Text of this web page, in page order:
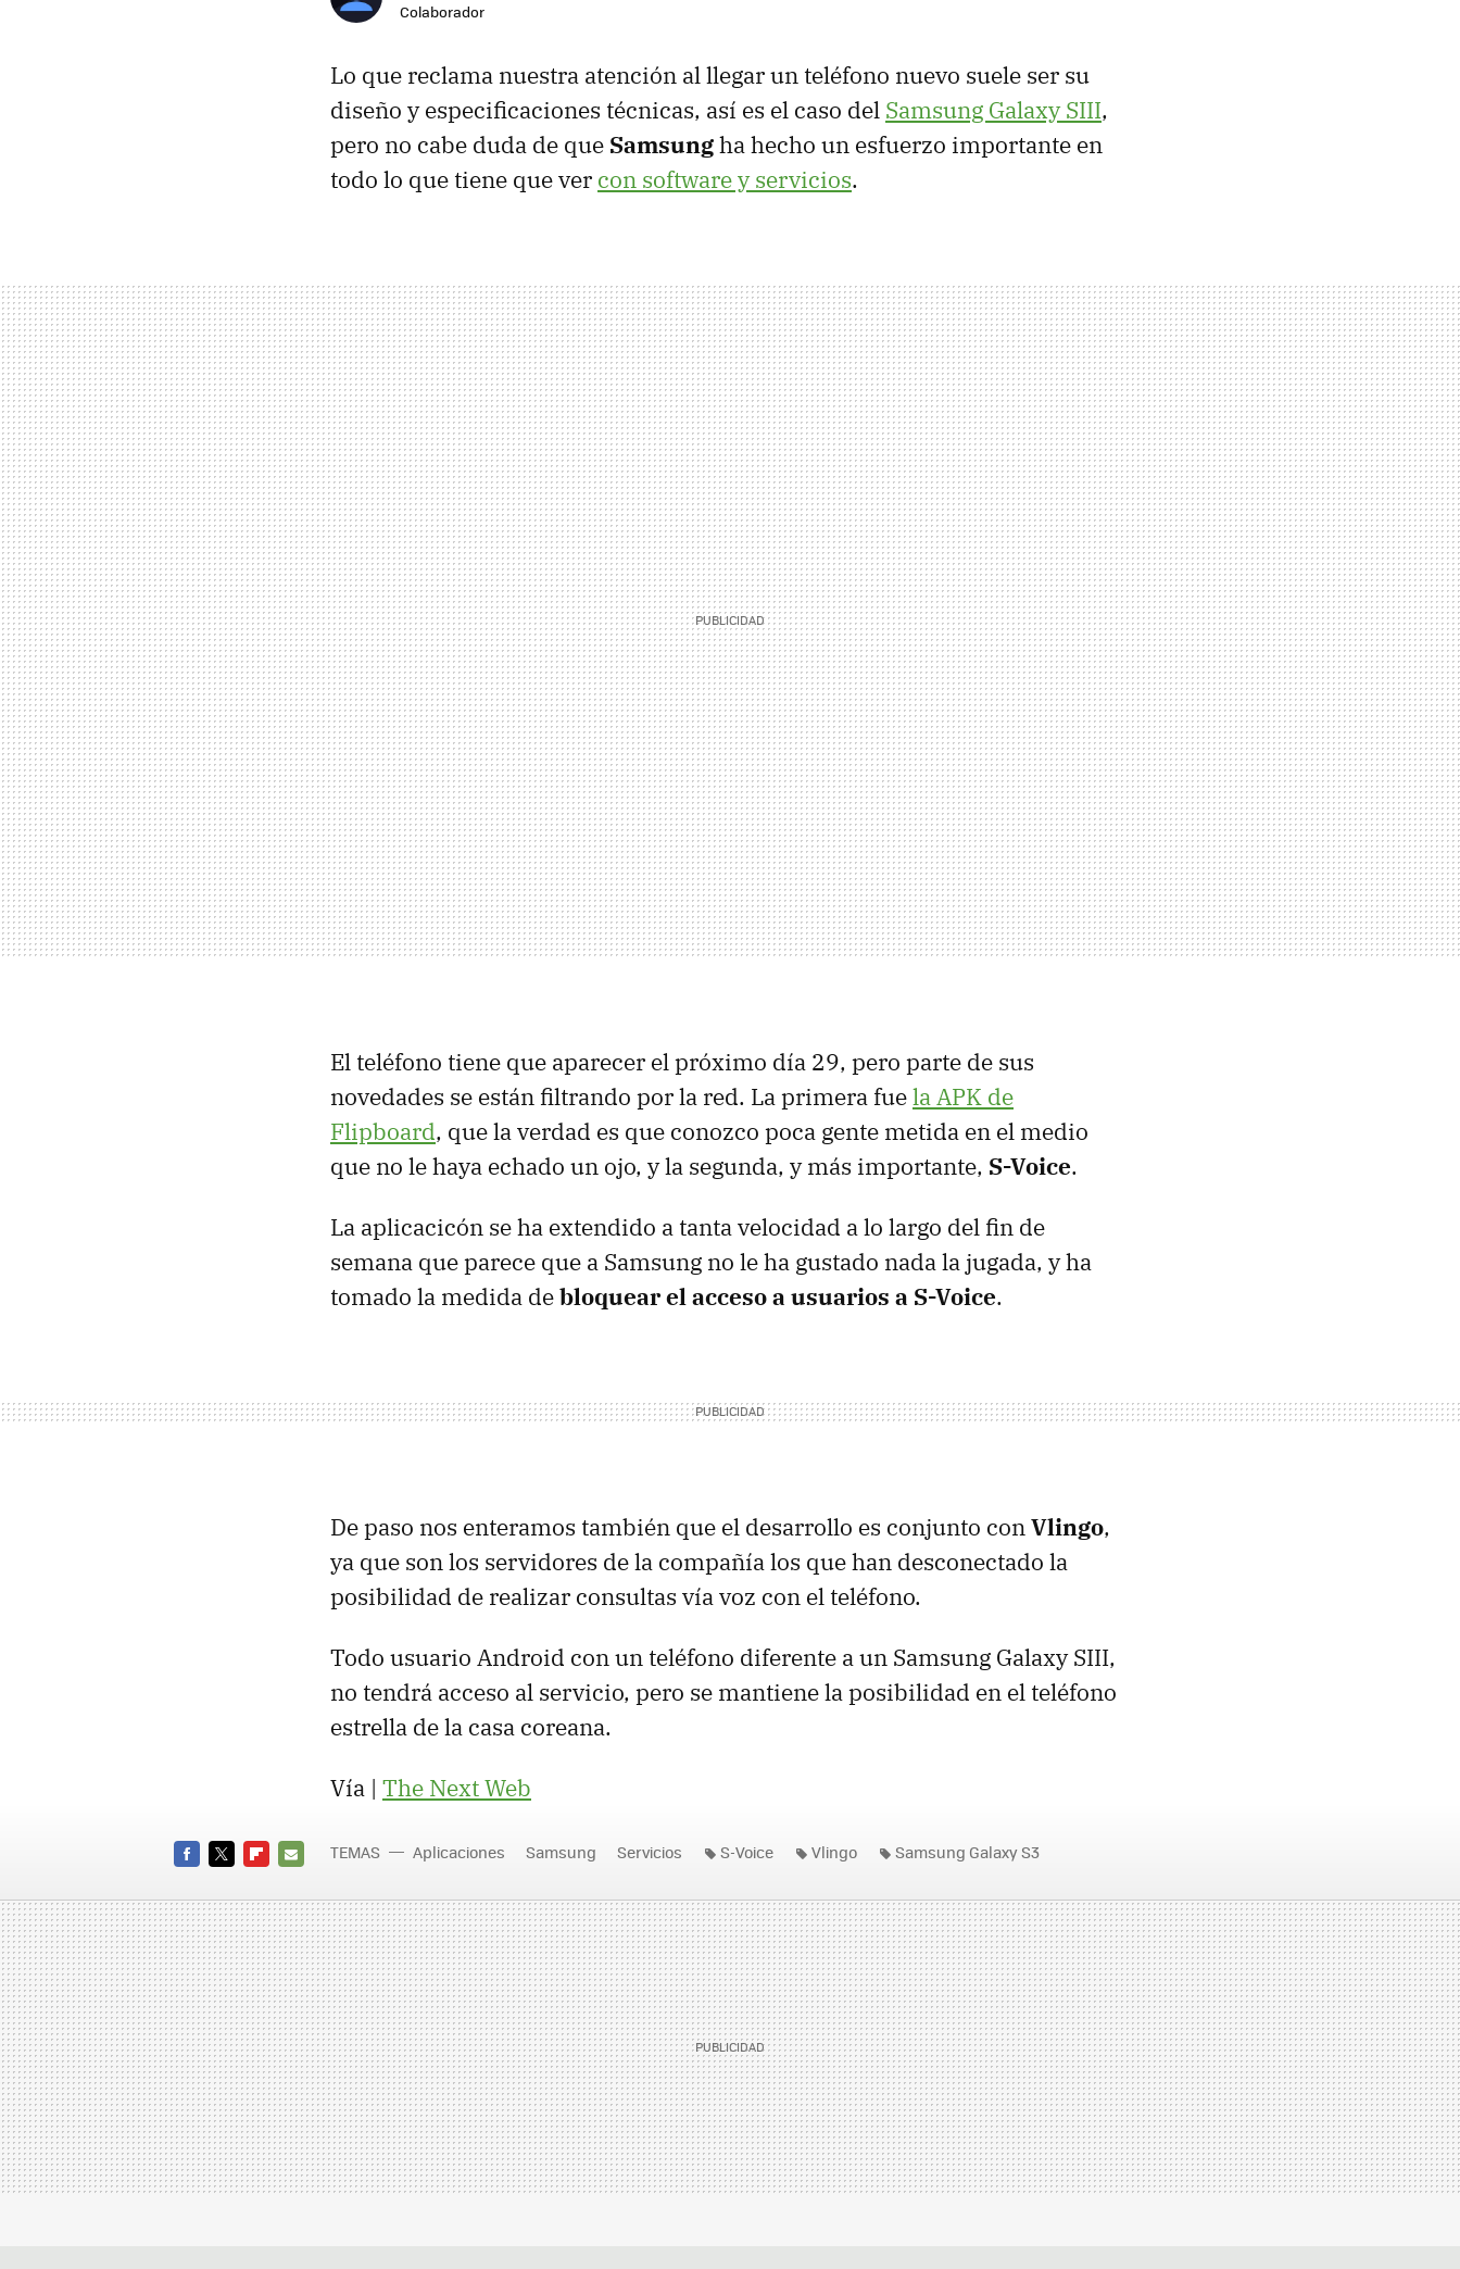
Colaborador
Lo que reclama nuestra atención al llegar un teléfono nuevo suele ser su
diseño y especificaciones técnicas, así es el caso del Samsung GalaxySIII,
pero no cabe duda de que Samsungha hecho un esfuerzo importante en
todo lo que tiene que ver con software y servicios.
El teléfono tiene que aparecer el próximo día 29, pero parte de sus
novedades se están filtrando por la red. La primera fuelaAPK de
Flipboard, que la verdad es que conozco poca gente metida en el medio
que no le haya echado un ojo, y la segunda, y más importante, S-Voice.
La aplicacicón se ha extendido a tanta velocidad a lo largo del fin de
semana que parece que a Samsung no le ha gustado nada la jugada, y ha
tomado la medida debloquear el acceso a usuarios a S-Voice.
De paso nos enteramos también que el desarrollo es conjunto conVlingo,
ya que son los servidores de la compañía los que han desconectado la
posibilidad de realizar consultas vía voz con el teléfono.
Todo usuario Android con un teléfono diferente a un Samsung GalaxySIII,
no tendrá acceso al servicio, pero se mantiene la posibilidad en el teléfono
estrella de la casa coreana.
Vía | The Next Web
MAIL
TEMAS Aplicaciones Samsung Servicios S-Voice Vlingo Samsung Galaxy S3